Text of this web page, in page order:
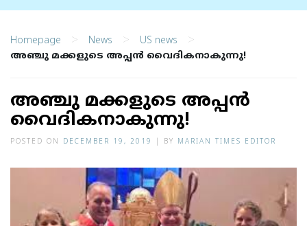
Homepage > News > US news >
അഞ്ചു മക്കളുടെ അപ്പന്‍ വൈദികനാകുന്നു!
അഞ്ചു മക്കളുടെ അപ്പന്‍
വൈദികനാകുന്നു!
POSTED ON DECEMBER 19, 2019 BY MARIAN TIMES EDITOR